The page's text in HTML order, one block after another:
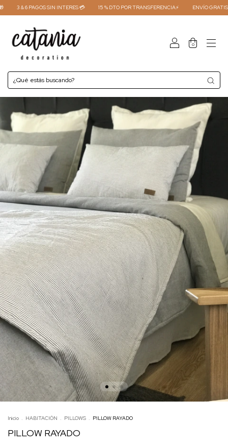
3 & 6 PAGOS SIN INTERES 💳 15 % DTO POR TRANSFERENCIA⚡ ENVÍO GRATIS
0
Inicio . HABITACIÓN . PILLOWS . PILLOW RAYADO
PILLOW RAYADO